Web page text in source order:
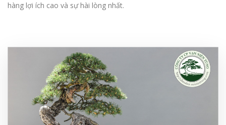
hàng lợi ích cao và sự hài lòng nhất.